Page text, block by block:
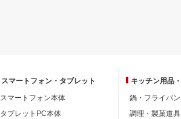
スマートフォン・ タブレット
スマートフォン本体
タブレットPC本体
キッチン用品・
鍋・フライパン
調理・製菓道具